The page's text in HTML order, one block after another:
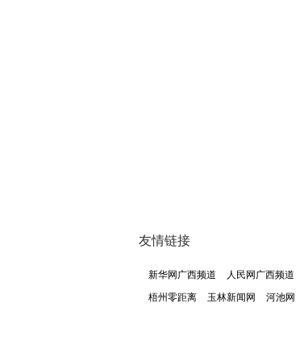
友情链接
新华网广西频道 人民网广西频道
梧州零距离
玉林新闻网 河池网